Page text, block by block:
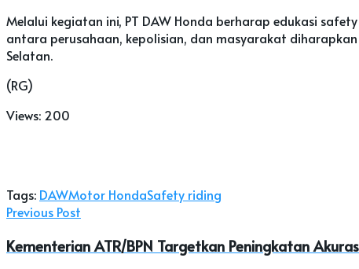
Melalui kegiatan ini, PT DAW Honda berharap edukasi
antara perusahaan, kepolisian, dan masyarakat
Selatan.
(RG)
Views: 200
Tags: DAWMotor HondaSafety riding
Previous Post
Kementerian ATR/BPN Targetkan Peningkatan